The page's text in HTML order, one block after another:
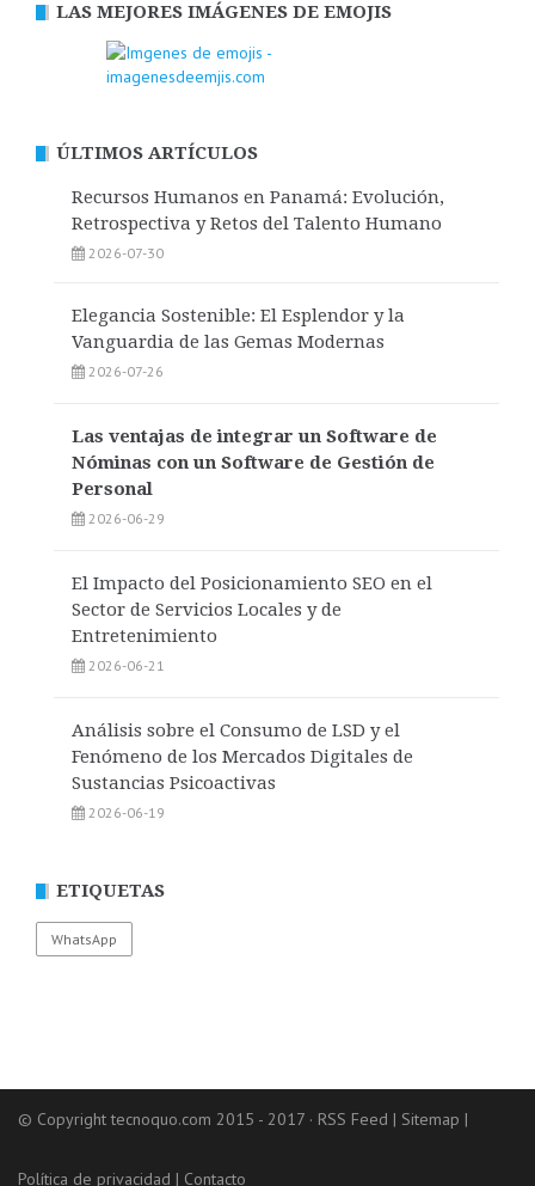
LAS MEJORES IMÁGENES DE EMOJIS
ÚLTIMOS ARTÍCULOS
Recursos Humanos en Panamá: Evolución,
Retrospectiva y Retos del Talento Humano
2026-07-30
Elegancia Sostenible: El Esplendor y la
Vanguardia de las Gemas Modernas
2026-07-26
Las ventajas de integrar un Software de
Nóminas con un Software de Gestión de
Personal
2026-06-29
El Impacto del Posicionamiento SEO en el
Sector de Servicios Locales y de
Entretenimiento
2026-06-21
Análisis sobre el Consumo de LSD y el
Fenómeno de los Mercados Digitales de
Sustancias Psicoactivas
2026-06-19
ETIQUETAS
WhatsApp
© Copyright tecnoquo.com 2015 - 2017 · RSS Feed | Sitemap |
Política de privacidad | Contacto